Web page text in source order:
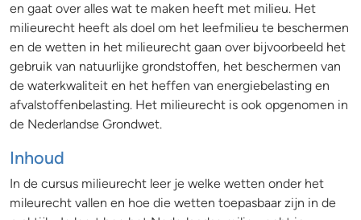
en gaat over alles wat te maken heeft met milieu. Het
milieurecht heeft als doel om het leefmilieu te beschermen
en de wetten in het milieurecht gaan over bijvoorbeeld het
gebruik van natuurlijke grondstoffen, het beschermen van
de waterkwaliteit en het heffen van energiebelasting en
afvalstoffenbelasting. Het milieurecht is ook opgenomen in
de Nederlandse Grondwet.
Inhoud
In de cursus milieurecht leer je welke wetten onder het
mileurecht vallen en hoe die wetten toepasbaar zijn in de